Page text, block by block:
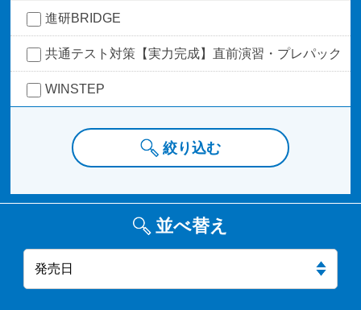
進研BRIDGE
共通テスト対策【実力完成】直前演習・プレパック
WINSTEP
絞り込む
並べ替え